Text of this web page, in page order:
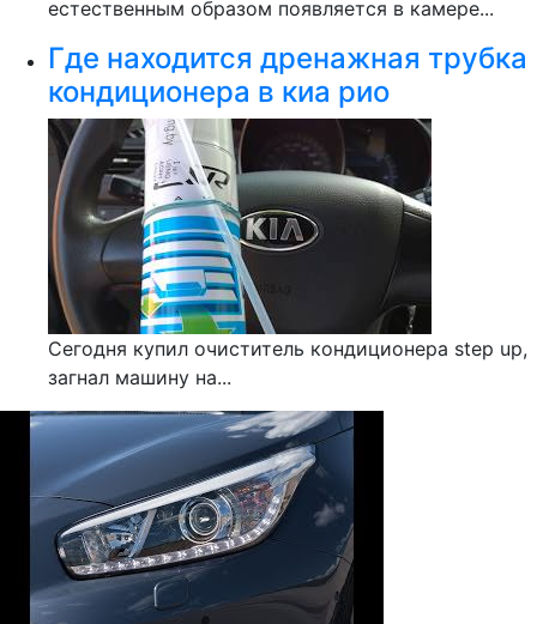
естественным образом появляется в камере...
Где находится дренажная трубка
кондиционера в киа рио
Сегодня купил очиститель кондиционера step up,
загнал машину на...